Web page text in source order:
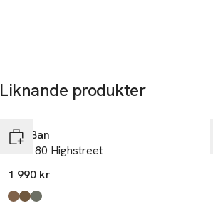
Liknande produkter
Ray-Ban
RB2180 Highstreet
1 990 kr
Produkten finns i färgerna:
Lt.turtle
Dark Brown
Black,